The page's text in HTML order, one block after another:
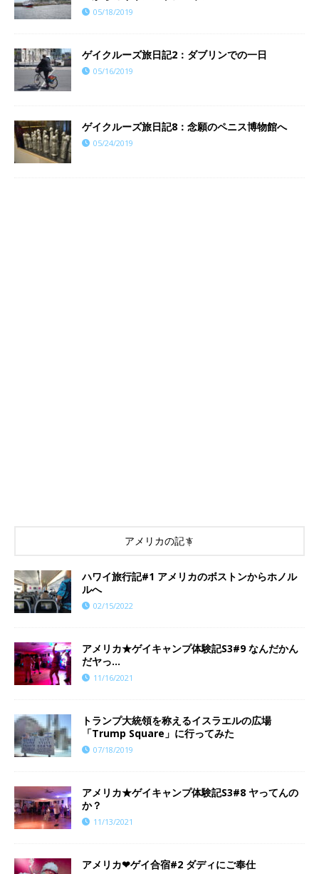
05/18/2019
ゲイクルーズ旅日記2：ダブリンでの一日
05/16/2019
ゲイクルーズ旅日記8：念願のペニス博物館へ
05/24/2019
アメリカの記事
ハワイ旅行記#1 アメリカのボストンからホノル
ルへ
02/15/2022
​​アメリカ★ゲイキャンプ体験記S3#9 なんだかん
だヤっ…
11/16/2021
トランプ大統領を称えるイスラエルの広場
「Trump Square」に行ってみた
07/18/2019
​​アメリカ★ゲイキャンプ体験記S3#8 ヤってんの
か？
11/13/2021
アメリカ❤︎ゲイ合宿#2 ダディにご奉仕